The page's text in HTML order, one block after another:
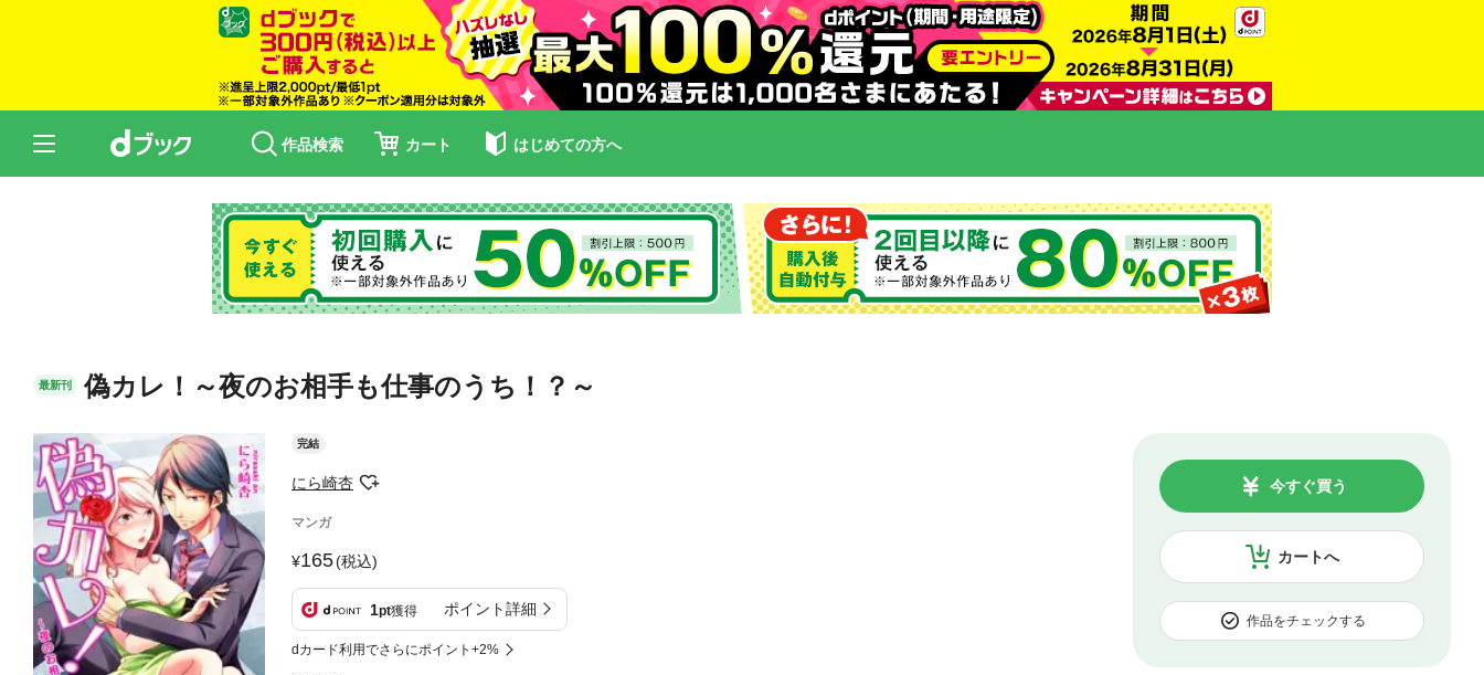
作品検索 カート はじめての方へ
最新刊 偽カレ！～夜のお相手も仕事のうち！？～
完結
にら崎杏
マンガ
165(税込)
1pt獲得 ポイント詳細
dカード利用でさらにポイント+2%
カートへ
今すぐ買う
作品をチェックする